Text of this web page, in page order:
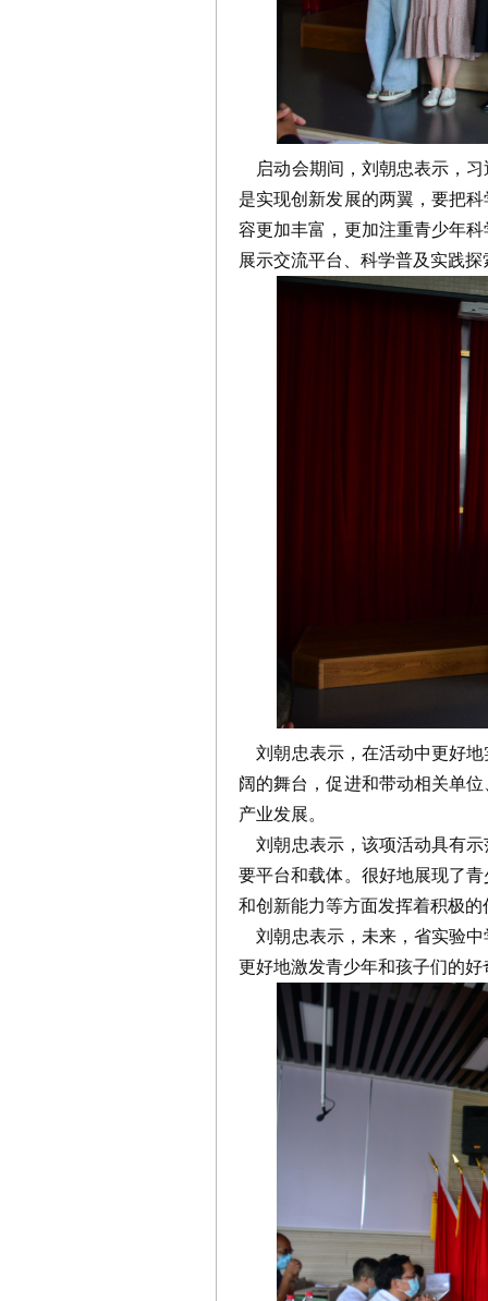
启动会期间，刘朝忠表示，习
是实现创新发展的两翼，要把
容更加丰富，更加注重青少年
展示交流平台、科学普及实践
刘朝忠表示，在活动中更好地
阔的舞台，促进和带动相关单
产业发展。
刘朝忠表示，该项活动具有示
要平台和载体。很好地展现了
和创新能力等方面发挥着积极的
刘朝忠表示，未来，省实验中
更好地激发青少年和孩子们的